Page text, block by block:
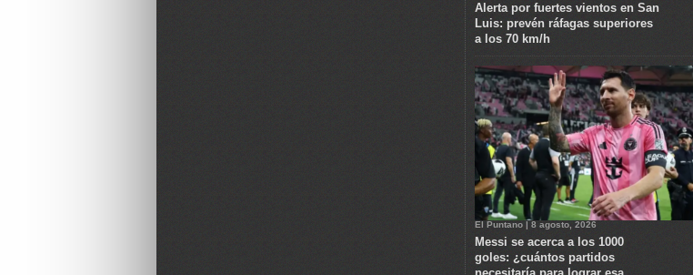
Alerta por fuertes vientos en San
Luis: prevén ráfagas superiores
a los 70 km/h
El Puntano | 8 agosto, 2026
Messi se acerca a los 1000
goles: ¿cuántos partidos